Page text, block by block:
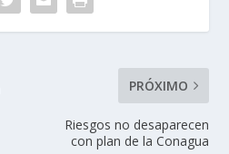
PRÓXIMO
Riesgos no desaparecen
con plan de la Conagua